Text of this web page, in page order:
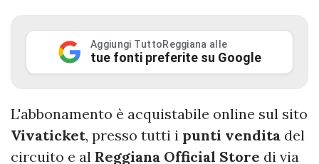
Aggiungi TuttoReggiana alle
tue fonti preferite su Google
L'abbonamento è acquistabile online sul sito
Vivaticket, presso tutti i punti vendita del
circuito e al Reggiana Official Store di via